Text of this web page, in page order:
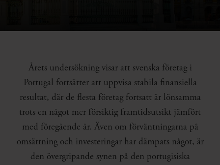
Årets undersökning visar att svenska företag i
Portugal fortsätter att uppvisa stabila finansiella
resultat, där de flesta företag fortsatt är lönsamma
trots en något mer försiktig framtidsutsikt jämfört
med föregående år. Även om förväntningarna på
omsättning och investeringar har dämpats något, är
den övergripande synen på den portugisiska